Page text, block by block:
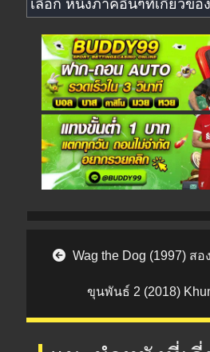
Post navigation
Wag the Dog (1997) สอ
ขุนพันธ์ 2 (2018)